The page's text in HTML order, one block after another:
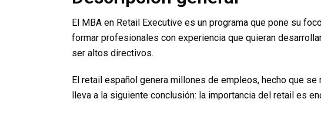
El MBA en Retail Executive es un programa que pone su
formar profesionales con experiencia que quieran
ser altos directivos.
El retail español genera millones de empleos, hecho que
lleva a la siguiente conclusión: la importancia del retail es